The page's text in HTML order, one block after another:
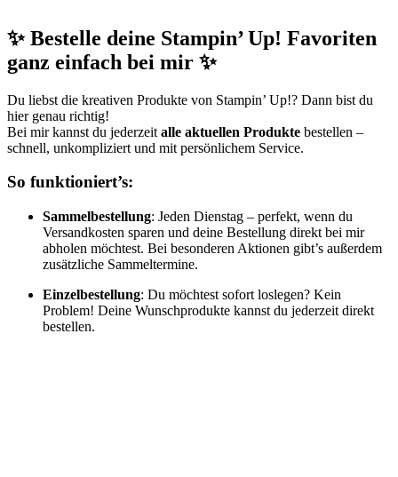
✨ Bestelle deine Stampin’ Up! Favoriten
ganz einfach bei mir ✨
Du liebst die kreativen Produkte von Stampin’ Up!? Dann bist du
hier genau richtig!
Bei mir kannst du jederzeit alle aktuellen Produkte bestellen –
schnell, unkompliziert und mit persönlichem Service.
So funktioniert’s:
Sammelbestellung: Jeden Dienstag – perfekt, wenn du
Versandkosten sparen und deine Bestellung direkt bei mir
abholen möchtest. Bei besonderen Aktionen gibt’s außerdem
zusätzliche Sammeltermine.
Einzelbestellung: Du möchtest sofort loslegen? Kein
Problem! Deine Wunschprodukte kannst du jederzeit direkt
bestellen.